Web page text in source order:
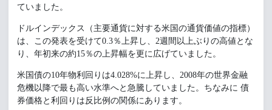
ていました。
ドルインデックス（主要通貨に対する米国の通貨価値の指標）
は、この発表を受けて0.3％上昇し、2週間以上ぶりの高値とな
り、年初来の約15％の上昇幅を更に広げていました。
米国債の10年物利回りは4.028%に上昇し、2008年の世界金融
危機以降で最も高い水準へと急騰していました。ちなみに 債
券価格と利回りは反比例の関係にあります。